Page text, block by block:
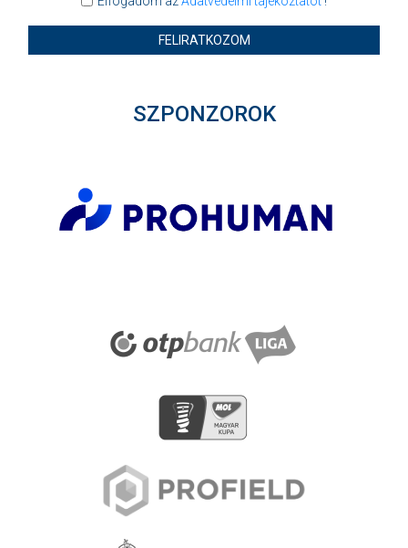
FELIRATKOZOM
SZPONZOROK